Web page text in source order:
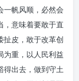
一帆风顺，必然会
，意味着要敢于直
扯皮，敢于改革创
为重，以人民利益
得出去，做到守土